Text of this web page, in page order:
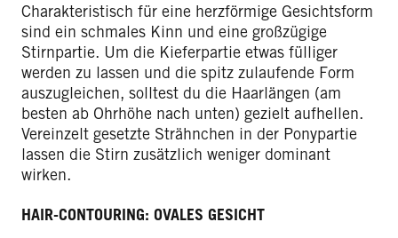
Charakteristisch für eine herzförmige Gesichtsform
sind ein schmales Kinn und eine großzügige
Stirnpartie. Um die Kieferpartie etwas fülliger
werden zu lassen und die spitz zulaufende Form
auszugleichen, solltest du die Haarlängen (am
besten ab Ohrhöhe nach unten) gezielt aufhellen.
Vereinzelt gesetzte Strähnchen in der Ponypartie
lassen die Stirn zusätzlich weniger dominant
wirken.
HAIR-CONTOURING: OVALES GESICHT